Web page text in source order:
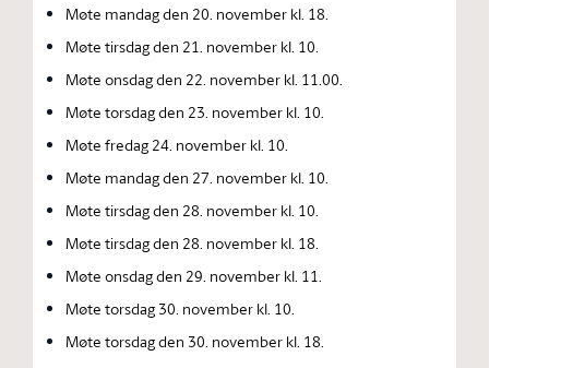
Møte mandag den 20. november kl. 18.
Møte tirsdag den 21. november kl. 10.
Møte onsdag den 22. november kl. 11.00.
Møte torsdag den 23. november kl. 10.
Møte fredag 24. november kl. 10.
Møte mandag den 27. november kl. 10.
Møte tirsdag den 28. november kl. 10.
Møte tirsdag den 28. november kl. 18.
Møte onsdag den 29. november kl. 11.
Møte torsdag 30. november kl. 10.
Møte torsdag den 30. november kl. 18.